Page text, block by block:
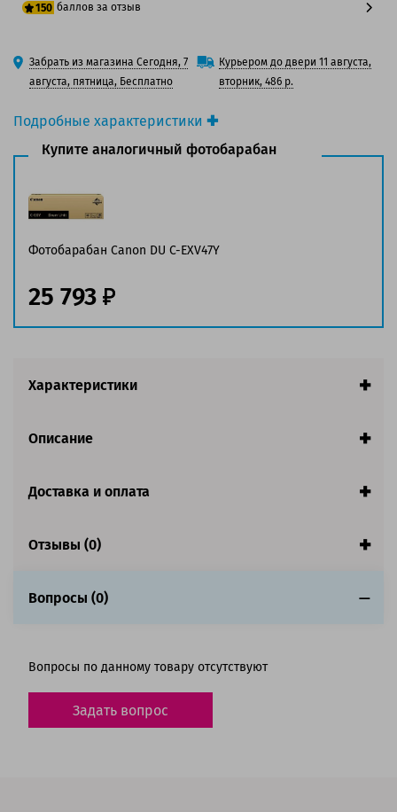
Подробные характеристики
Производитель принтера:Canon
Цвет:
Голубой
заполнении страницы.
150 баллов за отзыв
125 баллов
150 баллов
Забрать из магазина Сегодня, 7
августа, пятница, Бесплатно
Курьером до двери 11 августа,
вторник, 486 р.
Купите аналогичный фотобарабан
Фотобарабан Canon DU C-EXV47Y
25 793
Характеристики
Описание
Доставка и оплата
Отзывы (0)
Вопросы (0)
Вопросы по данному товару отсутствуют
Задать вопрос